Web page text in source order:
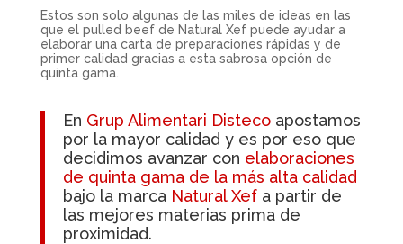
Estos son solo algunas de las miles de ideas en las
que el pulled beef de Natural Xef puede ayudar a
elaborar una carta de preparaciones rápidas y de
primer calidad gracias a esta sabrosa opción de
quinta gama.
En Grup Alimentari Distecoapostamos
por la mayor calidad y es por eso que
decidimos avanzar con elaboraciones
de quinta gama de la más alta calidad
bajo la marcaNatural Xef a partir de
las mejores materias prima de
proximidad.